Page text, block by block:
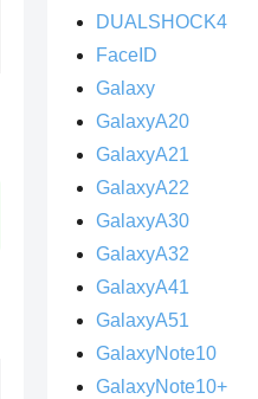
DUALSHOCK4
FaceID
Galaxy
GalaxyA20
GalaxyA21
GalaxyA22
GalaxyA30
GalaxyA32
GalaxyA41
GalaxyA51
GalaxyNote10
GalaxyNote10+